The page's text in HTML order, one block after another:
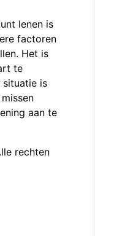
lenen is
factoren
Het is
te
situatie is
aan te
rechten